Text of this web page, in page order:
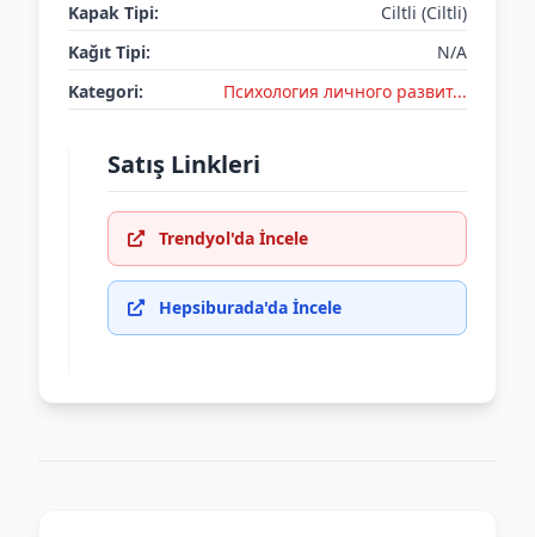
Kapak Tipi:
Ciltli (Ciltli)
Kağıt Tipi:
N/A
Kategori:
Психология личного развит...
Satış Linkleri
Trendyol'da İncele
Hepsiburada'da İncele